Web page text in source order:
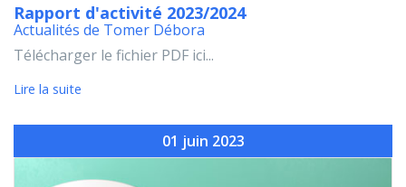
Rapport d'activité 2023/2024
Actualités de Tomer Débora
Télécharger le fichier PDF ici...
Lire la suite
01 juin 2023